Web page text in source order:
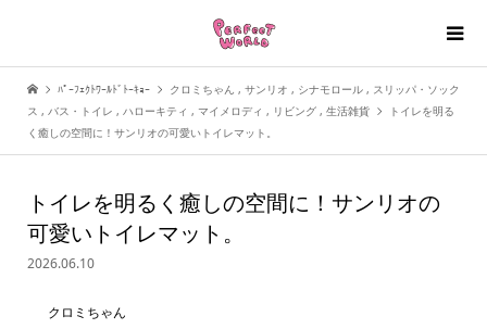
ﾊﾟｰﾌｪｸﾄﾜｰﾙﾄﾞﾄｰｷｮｰ クロミちゃん , サンリオ , シナモロール , スリッパ・ソック
ス , バス・トイレ , ハローキティ , マイメロディ , リビング , 生活雑貨
トイレを明る
く癒しの空間に！サンリオの可愛いトイレマット。
トイレを明るく癒しの空間に！サンリオの
可愛いトイレマット。
2026.06.10
クロミちゃん